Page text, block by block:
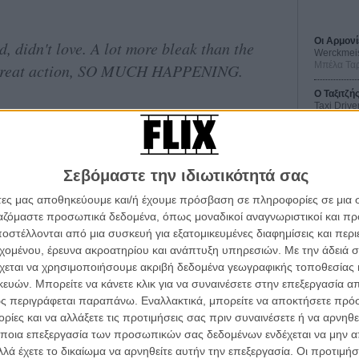
Σεβόμαστε την ιδιωτικότητά σας
μας αποθηκεύουμε και/ή έχουμε πρόσβαση σε πληροφορίες σε
προσωπικά δεδομένα, όπως μοναδικοί αναγνωριστικοί και
από μια συσκευή για εξατομικευμένες διαφημίσεις και
έρευνα ακροατηρίου και ανάπτυξη υπηρεσιών. Με την άδειά
να χρησιμοποιήσουμε ακριβή δεδομένα γεωγραφικής τοποθεσίας
Μπορείτε να κάνετε κλικ για να συναινέσετε στην επεξεργασία
περιγράφεται παραπάνω. Εναλλακτικά, μπορείτε να αποκτήσετε
και να αλλάξετε τις προτιμήσεις σας πριν συναινέσετε ή να
επεξεργασία των προσωπικών σας δεδομένων ενδέχεται να μην
έχετε το δικαίωμα να αρνηθείτε αυτήν την επεξεργασία. Οι
didn't love. A lot more bleak than the
action, SO MUCH HAPPENING.
a bookend to Phase 1,#AgeofUltron
of things to come. That being said, it
April 10, 2015
still firing on all cylinders - was fun to
Οι
Μπέλα
O Ταξιτζής
Taxi
Οδύσσεια
The
Ψηλά
Tacones
Πέδρο
τα βλέπεις όλα σινεμά...
εβδομάδα
τρόπο του flix
του flix, στο inbox σου